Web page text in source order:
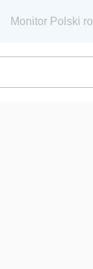
Monitor Polski